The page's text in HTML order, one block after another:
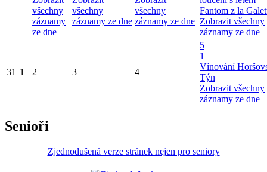
všechny
záznamy
ze dne
všechny
záznamy ze dne
všechny
záznamy ze dne
Fantom z la
Zobrazit všechny
záznamy ze dne
31 1 2 3 4
5
1
Vínování
Týn
Zobrazit všechny
záznamy ze dne
Senioři
Zjednodušená verze stránek nejen pro seniory